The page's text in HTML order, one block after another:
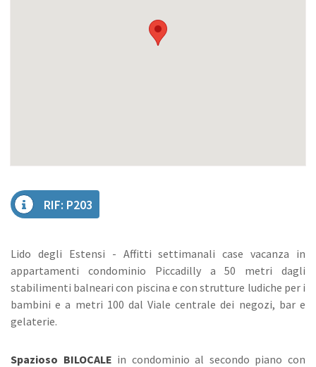
RIF: P203
Lido degli Estensi - Affitti settimanali case vacanza in
appartamenti condominio Piccadilly a 50 metri dagli
stabilimenti balneari con piscina e con strutture ludiche per i
bambini e a metri 100 dal Viale centrale dei negozi, bar e
gelaterie.
Spazioso BILOCALE in condominio al secondo piano con